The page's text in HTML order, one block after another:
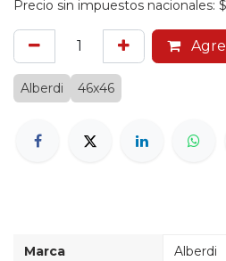
Precio sin impuestos nacionales: $
Alberdi 46x46
Marca Alberdi